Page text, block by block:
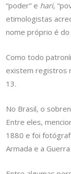
“poder” e hari,
etimologistas
nome próprio é do
Como todo
existem registros
13.
No Brasil, o
Entre eles,
1880 e foi
Armada e a